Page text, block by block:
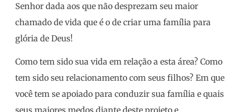
Senhor dada aos que não desprezam seu maior
chamado de vida que é o de criar uma família para
glória de Deus!
Como tem sido sua vida em relação a esta área? Como
tem sido seu relacionamento com seus filhos? Em que
você tem se apoiado para conduzir sua família e quais